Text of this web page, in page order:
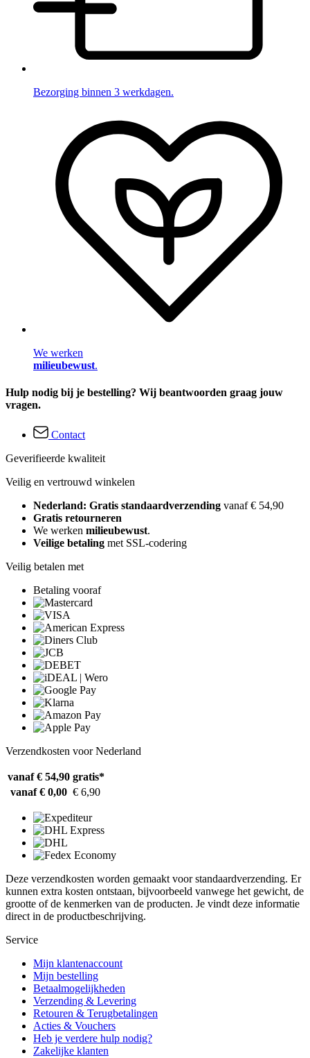
Bezorging binnen 3 werkdagen.
We werken
milieubewust.
Hulp nodig bij je bestelling? Wij beantwoorden graag jouw
vragen.
Contact
Geverifieerde kwaliteit
Veilig en vertrouwd winkelen
Nederland: Gratis standaardverzending vanaf € 54,90
Gratis retourneren
We werken milieubewust.
Veilige betaling met SSL-codering
Veilig betalen met
Betaling vooraf
Verzendkosten voor Nederland
vanaf € 54,90 gratis*
vanaf € 0,00 € 6,90
Deze verzendkosten worden gemaakt voor standaardverzending. Er
kunnen extra kosten ontstaan, bijvoorbeeld vanwege het gewicht, de
grootte of de kenmerken van de producten. Je vindt deze informatie
direct in de productbeschrijving.
Service
Mijn klantenaccount
Mijn bestelling
Betaalmogelijkheden
Verzending & Levering
Retouren & Terugbetalingen
Acties & Vouchers
Heb je verdere hulp nodig?
Zakelijke klanten